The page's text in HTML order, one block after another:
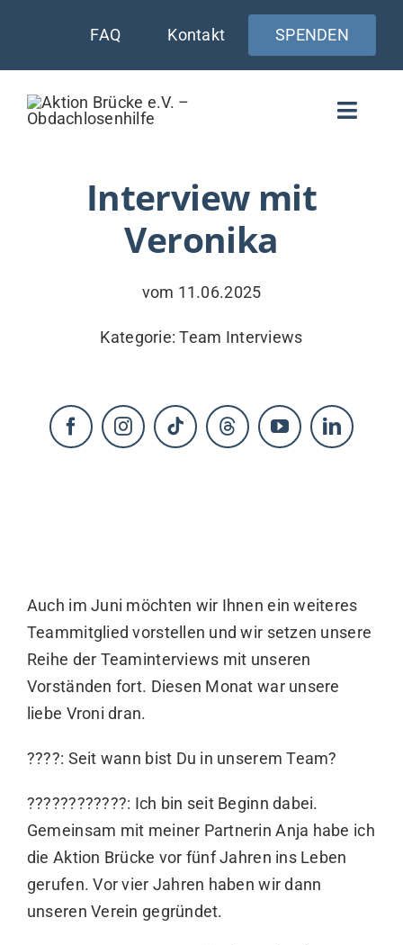
springen
FAQ Kontakt SPENDEN
Toggle
KONTAKT
Interview mit
Veronika
vom 11.06.2025
Kategorie:Team Interviews
Auch im Juni möchten wir Ihnen ein weiteres
Teammitglied vorstellen und wir setzen unsere
Reihe der Teaminterviews mit unseren
Vorständen fort. Diesen Monat war unsere
liebe Vroni dran.
????: Seit wann bist Du in unserem Team?
????????‍????: Ich bin seit Beginn dabei.
Gemeinsam mit meiner Partnerin Anja habe ich
die Aktion Brücke vor fünf Jahren ins Leben
gerufen. Vor vier Jahren haben wir dann
unseren Verein gegründet.